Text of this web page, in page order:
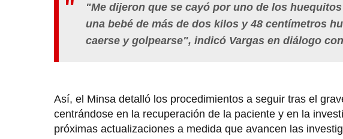
"Me dijeron que se cayó por uno de los
una bebé de más de dos kilos y 48 centímetros
caerse y golpearse", indicó Vargas en diálogo
Así, el Minsa detalló los procedimientos a seguir tras el
centrándose en la recuperación de la paciente y en la
próximas actualizaciones a medida que avancen las